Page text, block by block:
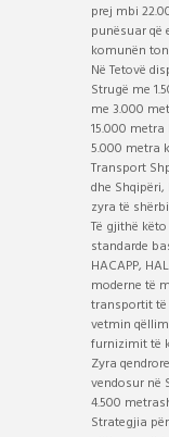
prej mbi
punësuar që
komunën
Në Tetovë
Strugë me
me 3.000
15.000
5.000 metra
Transport
dhe
zyra të
Të gjithë
standarde
HACAPP,
moderne të
transportit
vetmin
furnizimit të
Zyra
vendosur në
4.500
Strategjia